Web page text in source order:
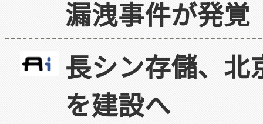
漏洩事件が発覚
長シン存儲、北
を建設へ